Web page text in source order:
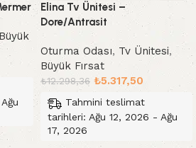
Büyük
Elina Tv Ünitesi –
Dore/Antrasit
Oturma Odası, Tv Ünitesi,
Büyük Fırsat
₺12.298,36 ₺5.317,50
Tahmini teslimat
tarihleri: Ağu 12, 2026 - Ağu
17, 2026